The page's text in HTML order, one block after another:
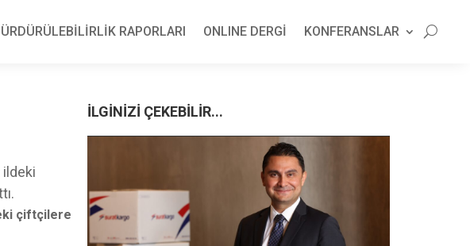
RAPORLARI ONLINE DERGİ KONFERANSLAR
ildeki
çiftçilere
İLGİNİZİ ÇEKEBİLİR...